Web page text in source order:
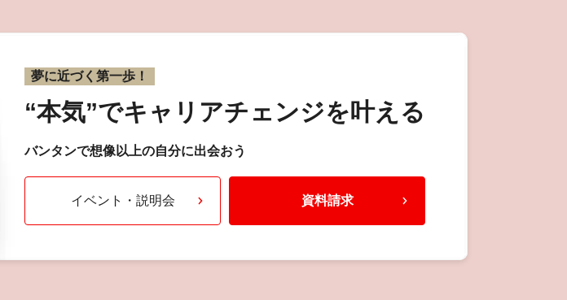
夢に近づく第一歩！
“本気”でキャリアチェンジを叶える
バンタンで想像以上の自分に出会おう
イベント・説明会 資料請求